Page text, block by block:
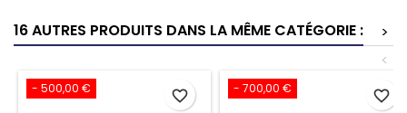
16 AUTRES PRODUITS DANS LA MÊME CATÉGORIE :
>
<
- 500,00 € favorite_border - 700,00 € favorite_border